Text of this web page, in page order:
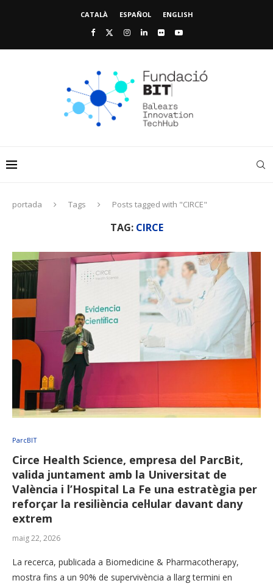
CATALÀ ESPAÑOL ENGLISH
portada Tags Posts tagged with "CIRCE"
TAG: CIRCE
ParcBIT
Circe Health Science, empresa del ParcBit,
valida juntament amb la Universitat de
València i l’Hospital La Fe una estratègia per
reforçar la resiliència cel·lular davant dany
extrem
maig 22, 2026
La recerca, publicada a Biomedicine & Pharmacotherapy,
mostra fins a un 90% de supervivència a llarg termini en